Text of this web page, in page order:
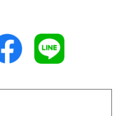
三重県